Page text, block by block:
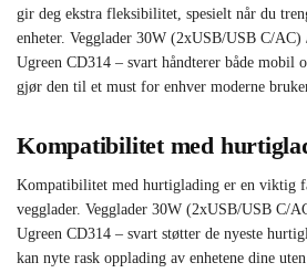
gir deg ekstra fleksibilitet, spesielt når du
enheter. Vegglader 30W (2xUSB/USB C/
Ugreen CD314 – svart håndterer både mobil
gjør den til et must for enhver moderne
Kompatibilitet med
Kompatibilitet med hurtiglading er en viktig
vegglader. Vegglader 30W (2xUSB/USB C/
Ugreen CD314 – svart støtter de nyeste
kan nyte rask opplading av enhetene dine